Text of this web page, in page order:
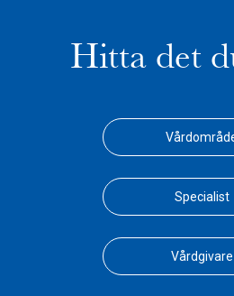
Hitta det
Specialist
Vårdgivare